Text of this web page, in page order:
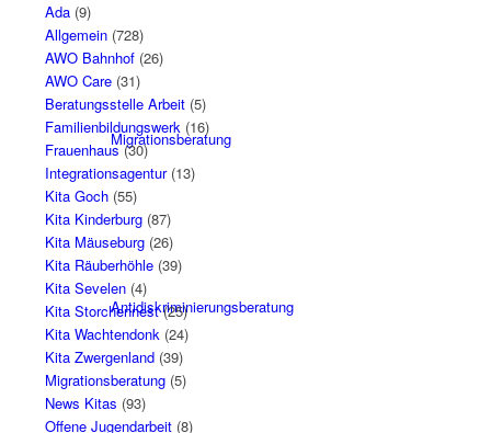
Migrationsberatung
Antidiskriminierungsberatung
Ada(9)
Allgemein(728)
AWO Bahnhof(26)
AWO Care(31)
Beratungsstelle Arbeit(5)
Familienbildungswerk(16)
Frauenhaus(30)
Integrationsagentur(13)
Kita Goch(55)
Kita Kinderburg(87)
Kita Mäuseburg(26)
Kita Räuberhöhle(39)
Kita Sevelen(4)
Kita Storchennest(25)
Kita Wachtendonk(24)
Kita Zwergenland(39)
Migrationsberatung(5)
News Kitas (93)
Offene Jugendarbeit(8)